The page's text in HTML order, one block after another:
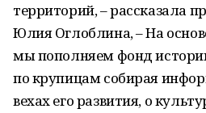
территорий, – рассказала
Юлия Оглоблина, – На
мы пополняем фонд
по крупицам собирая
вехах его развития, о